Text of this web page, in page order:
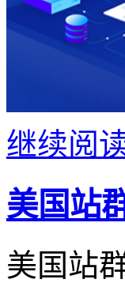
继续阅
美国站
美国站